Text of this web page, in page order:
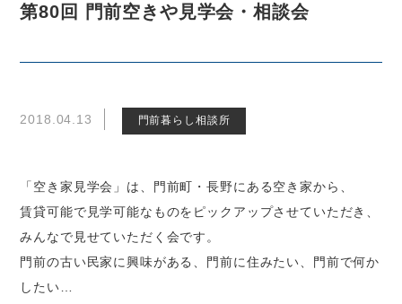
第80回 門前空きや見学会・相談会
2018.04.13 門前暮らし相談所
「空き家見学会」は、門前町・長野にある空き家から、
賃貸可能で見学可能なものをピックアップさせていただき、
みんなで見せていただく会です。
門前の古い民家に興味がある、門前に住みたい、門前で何か
したい…